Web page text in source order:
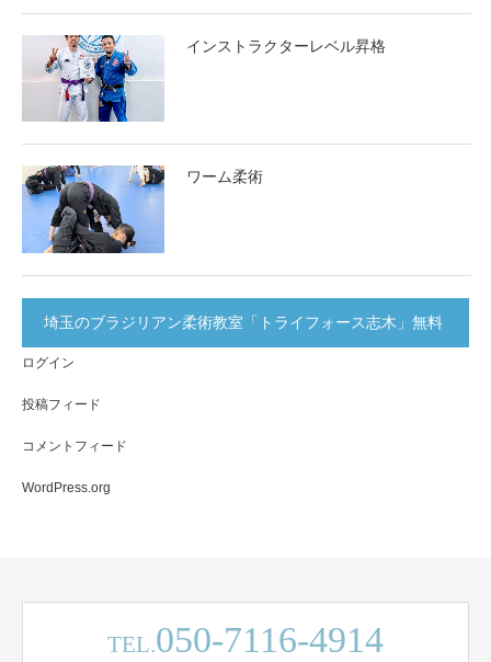
インストラクターレベル昇格
ワーム柔術
埼玉のブラジリアン柔術教室「トライフォース志木」無料
体験実施中！
ログイン
投稿フィード
コメントフィード
WordPress.org
TEL.050-7116-4914